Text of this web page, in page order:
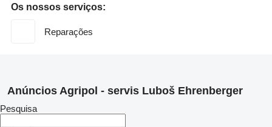
Os nossos serviços:
Reparações
Anúncios Agripol - servis Luboš Ehrenberger
Pesquisa